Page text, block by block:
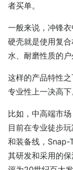
者买单。
一般来说，冲锋
硬壳就是使用复
水、耐磨性质的户
这样的产品特性
专业性上一决高下
比如，中高端市
目前在专业徒步
和装备线，Snap-
其研发和采用的